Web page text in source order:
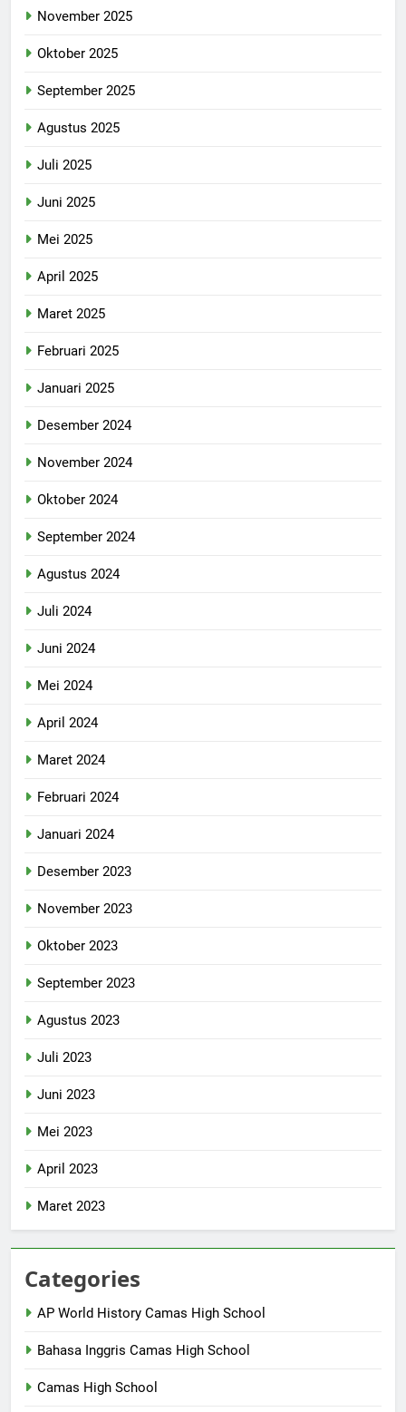
November 2025
Oktober 2025
September 2025
Agustus 2025
Juli 2025
Juni 2025
Mei 2025
April 2025
Maret 2025
Februari 2025
Januari 2025
Desember 2024
November 2024
Oktober 2024
September 2024
Agustus 2024
Juli 2024
Juni 2024
Mei 2024
April 2024
Maret 2024
Februari 2024
Januari 2024
Desember 2023
November 2023
Oktober 2023
September 2023
Agustus 2023
Juli 2023
Juni 2023
Mei 2023
April 2023
Maret 2023
Categories
AP World History Camas High School
Bahasa Inggris Camas High School
Camas High School